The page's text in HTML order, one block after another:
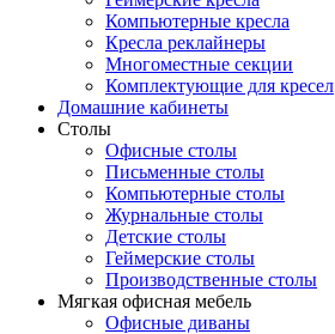
Компьютерные кресла
Кресла реклайнеры
Многоместные секции
Комплектующие для кресел
Домашние кабинеты
Столы
Офисные столы
Письменные столы
Компьютерные столы
Журнальные столы
Детские столы
Геймерские столы
Производственные столы
Мягкая офисная мебель
Офисные диваны